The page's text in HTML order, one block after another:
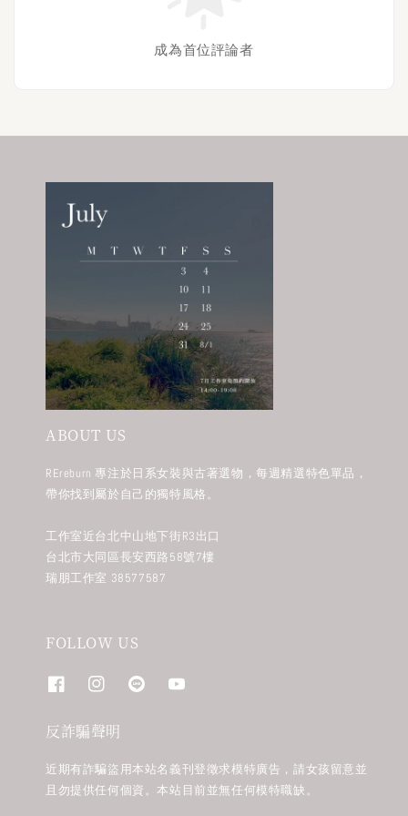
成為首位評論者
ABOUT US
REreburn 專注於日系女裝與古著選物，每週精選特色單品，
帶你找到屬於自己的獨特風格。
工作室近台北中山地下街R3出口
台北市大同區長安西路58號7樓
瑞朋工作室 38577587
FOLLOW US
反詐騙聲明
近期有詐騙盜用本站名義刊登徵求模特廣告，請女孩留意並
且勿提供任何個資。本站目前並無任何模特職缺。